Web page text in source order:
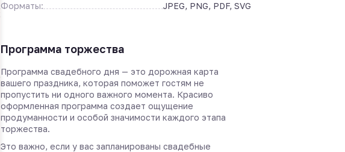
Программа торжества
Программа свадебного дня — это дорожная карта
вашего праздника, которая поможет гостям не
пропустить ни одного важного момента. Красиво
оформленная программа создает ощущение
продуманности и особой значимости каждого этапа
торжества.
Это важно, если у вас запланированы свадебные
Форматы:
JPEG, PNG, PDF, SVG